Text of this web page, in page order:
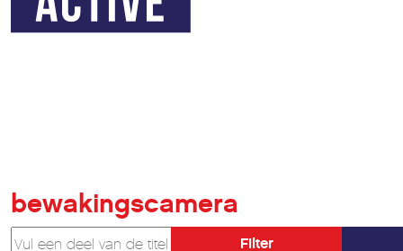
bewakingscamera
Vul een deel van de titel in
Filter